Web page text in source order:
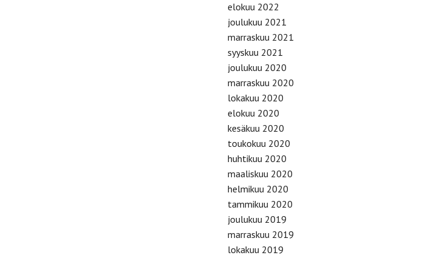
elokuu 2022
joulukuu 2021
marraskuu 2021
syyskuu 2021
joulukuu 2020
marraskuu 2020
lokakuu 2020
elokuu 2020
kesäkuu 2020
toukokuu 2020
huhtikuu 2020
maaliskuu 2020
helmikuu 2020
tammikuu 2020
joulukuu 2019
marraskuu 2019
lokakuu 2019